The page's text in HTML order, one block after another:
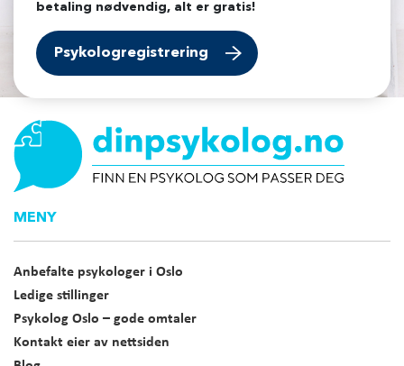
betaling nødvendig, alt er gratis!
Psykologregistrering
MENY
Anbefalte psykologer i Oslo
Ledige stillinger
Psykolog Oslo – gode omtaler
Kontakt eier av nettsiden